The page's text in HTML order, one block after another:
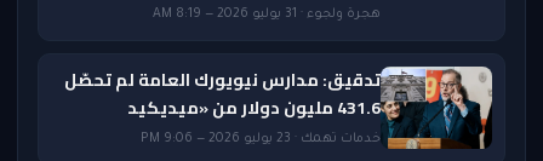
هجرة ولجوء · 31 يوليو 2026 — 8:19 AM
تدقيق: مدارس نيويورك العامة لم تحصّل
431.6 مليون دولار من «ميديكيد
خدمات تهمك · 23 يوليو 2026 — 9:06 PM